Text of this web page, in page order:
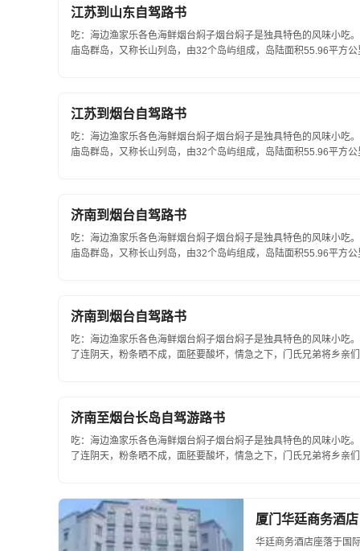
江苏到山东自驾路书
吃：海边渔家乐各色海鲜烟台焖子烟台焖子是独具特色的风味小吃
庙岛群岛，又称长山列岛，由32个岛屿组成，岛陆面积55.96平方
江苏到烟台自驾路书
吃：海边渔家乐各色海鲜烟台焖子烟台焖子是独具特色的风味小吃
庙岛群岛，又称长山列岛，由32个岛屿组成，岛陆面积55.96平方
济南到烟台自驾路书
吃：海边渔家乐各色海鲜烟台焖子烟台焖子是独具特色的风味小吃
庙岛群岛，又称长山列岛，由32个岛屿组成，岛陆面积55.96平方
济南到烟台自驾路书
吃：海边渔家乐各色海鲜烟台焖子烟台焖子是独具特色的风味小吃
了连阴天，粉条晒不成，面胚要酸坏，情急之下，门氏兄弟将乡
济南至烟台长岛自驾游路书
吃：海边渔家乐各色海鲜烟台焖子烟台焖子是独具特色的风味小吃
了连阴天，粉条晒不成，面胚要酸坏，情急之下，门氏兄弟将乡
厦门华廷商务酒店
华廷商务酒店座落于国